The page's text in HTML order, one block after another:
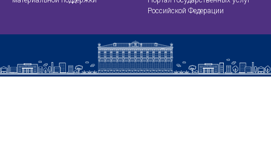
Российской Федерации